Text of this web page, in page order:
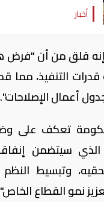
أخبار
قلق من أن "فرض
التنفيذ، مما
أعمال الإصلاحات".
تعكف على
سيتضمن
وتبسيط
نمو القطاع